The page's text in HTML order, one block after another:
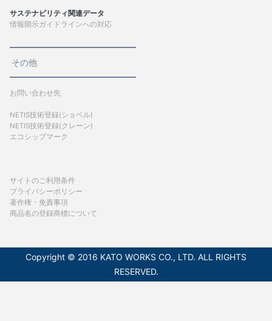
サステナビリティ関連データ
情報開示ガイドラインへの対応
その他
お問い合わせ先
NETIS技術登録(ショベル)
NETIS技術登録(クレーン)
エコシップマーク
サイトのご利用条件
プライバシーポリシー
著作権・免責事項
商品名の登録商標について
Copyright © 2016 KATO WORKS CO., LTD. ALL RIGHTS
RESERVED.